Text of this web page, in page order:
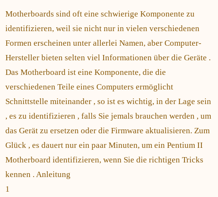
Motherboards sind oft eine schwierige Komponente zu
identifizieren, weil sie nicht nur in vielen verschiedenen
Formen erscheinen unter allerlei Namen, aber Computer-
Hersteller bieten selten viel Informationen über die Geräte .
Das Motherboard ist eine Komponente, die die
verschiedenen Teile eines Computers ermöglicht
Schnittstelle miteinander , so ist es wichtig, in der Lage sein
, es zu identifizieren , falls Sie jemals brauchen werden , um
das Gerät zu ersetzen oder die Firmware aktualisieren. Zum
Glück , es dauert nur ein paar Minuten, um ein Pentium II
Motherboard identifizieren, wenn Sie die richtigen Tricks
kennen . Anleitung
1